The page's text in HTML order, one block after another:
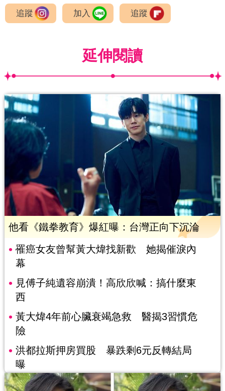
追蹤 加入 追蹤
延伸閱讀
他看《鐵拳教育》爆紅曝：台灣正向下沉淪
罹癌女友曾幫黃大煒找新歡 她揭催淚內
幕
見傅子純遺容崩潰！高欣欣喊：搞什麼東
西
黃大煒4年前心臟衰竭急救 醫揭3習慣危
險
洪都拉斯押房買股 暴跌剩6元反轉結局
曝